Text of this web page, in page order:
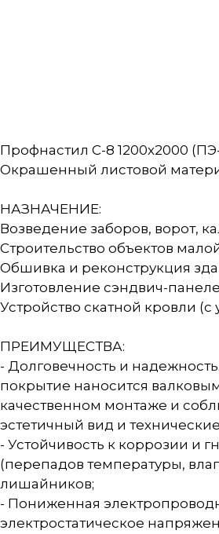
Профнастил С-8 1200х2000
Окрашенный листовой
НАЗНАЧЕНИЕ:
Возведение заборов, ворот,
Строительство объектов
Обшивка и реконструкция
Изготовление сэндвич-
Устройство скатной кровли
ПРЕИМУЩЕСТВА:
- Долговечность и
покрытие наносится
качественном монтаже и
эстетичный вид и
- Устойчивость к коррозии и
(перепадов температуры,
лишайников;
- Пониженная
электростатическое